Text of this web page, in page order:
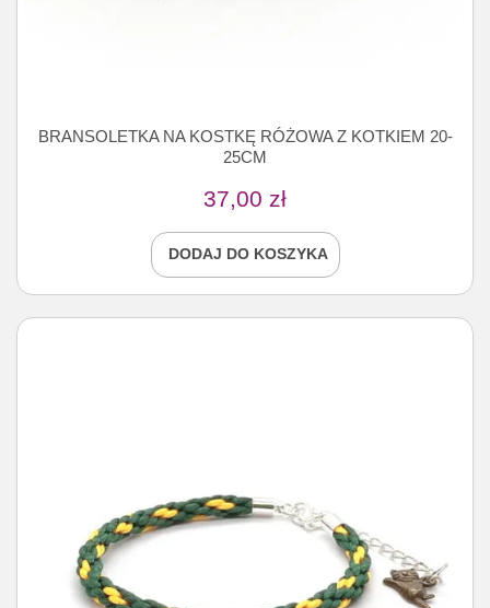
BRANSOLETKA NA KOSTKĘ RÓŻOWA Z KOTKIEM 20-
25CM
37,00 zł
DODAJ DO KOSZYKA